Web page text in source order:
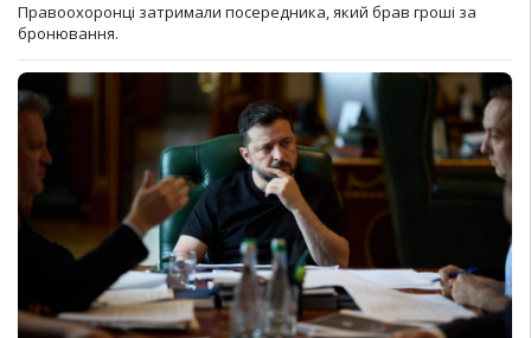
Правоохоронці затримали посередника, який брав гроші за
бронювання.